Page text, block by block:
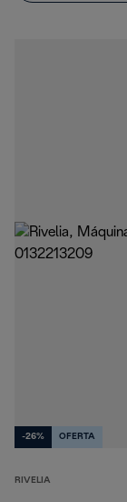
-26% OFERTA
RIVELIA